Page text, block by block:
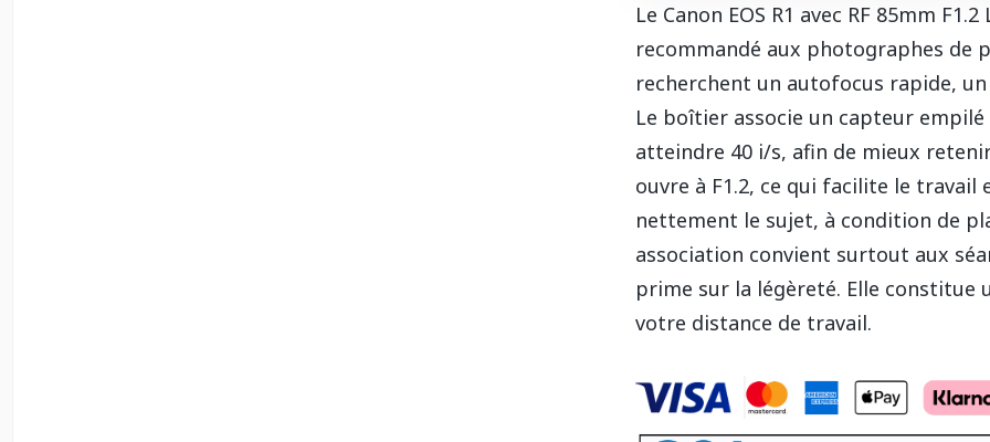
Le Canon EOS R1 avec RF 85mm
recommandé aux photographes de
recherchent un autofocus rapide,
Le boîtier associe un capteur
atteindre 40 i/s, afin de mieux
ouvre à F1.2, ce qui facilite le
nettement le sujet, à condition de
association convient surtout aux
prime sur la légèreté. Elle constitue
votre distance de travail.